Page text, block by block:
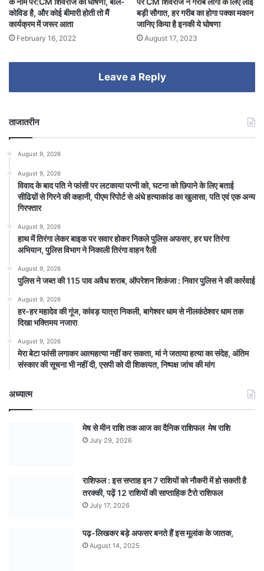
कोविड है, और कोई बीमारी होती तो मैं
कार्यक्रम में जरूर आता
February 16, 2022
बड़ी सौगात, हर गरीब का होगा पक्का मकान
जानिए किया है इनकी ये घोषणा
August 17, 2023
Leave a Reply
ताजातरीन
August 9, 2026
August 9, 2026
विवाद के बाद पति ने फांसी पर लटकाया पत्नी को, घटना को छिपाने के लिए बताई
सीढिय़ों से गिरने की कहानी, पीएम रिपोर्ट से अंधे हत्याकांड का खुलासा, पति एवं एक अन्य
गिरफ्तार
August 9, 2026
हाथ मेंं तिरंगा लेकर बाइक पर सवार होकर निकले पुलिस अफसर, हर घर तिरंगा
अभियान, पुलिस विभाग ने निकाली तिरंगा वाहन रैली
August 9, 2026
पुलिस ने जब्त की 115 पाव अवैध शराब, ऑपरेशन शिकंजा : निवार पुलिस ने की कार्रवाई
August 9, 2026
हर-हर महादेव की गूंज, कांवड़ यात्रा निकली, बागेश्वर धाम से नीलकंठेश्वर धाम तक
दिखा भक्तिमय नजारा
August 9, 2026
मेरा बेटा फांसी लगाकर आत्महत्या नहीं कर सकता, मां ने जताया हत्या का संदेह, अंतिम
संस्कार की सूचना भी नहीं दी, एसपी को दी शिकायत, निष्पक्ष जांच की मांग
अध्यात्म
मेष से मीन राशि तक आज का दैनिक राशिफल मेष राशि
July 29, 2026
राशिफल : इस सप्ताह इन 7 राशियों को नौकरी में हो सकती है
तरक्की, पढ़ें 12 राशियों की साप्ताहिक टैरो राशिफल
July 17, 2026
पढ़-लिखकर बड़े अफसर बनते हैं इस मूलांक के जातक,
August 14, 2025